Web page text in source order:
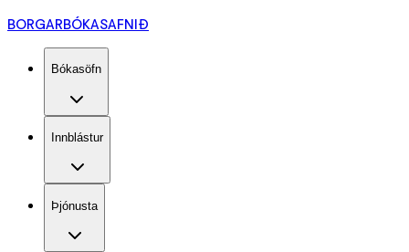
BORGARBÓKASAFNIÐ
Bókasöfn
Innblástur
Þjónusta